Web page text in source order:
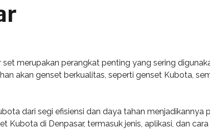
merupakan perangkat penting yang sering
akan genset berkualitas, seperti genset Kubota,
dari segi efisiensi dan daya tahan
Kubota di Denpasar, termasuk jenis, aplikasi, dan